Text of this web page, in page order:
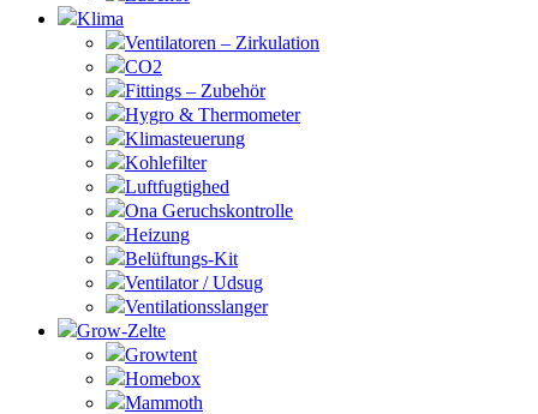
Klima
Ventilatoren – Zirkulation
CO2
Fittings – Zubehör
Hygro & Thermometer
Klimasteuerung
Kohlefilter
Luftfugtighed
Ona Geruchskontrolle
Heizung
Belüftungs-Kit
Ventilator / Udsug
Ventilationsslanger
Grow-Zelte
Growtent
Homebox
Mammoth